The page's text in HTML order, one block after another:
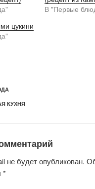
В "Первые
цукини
КУХНЯ
не будет опубликован.
*